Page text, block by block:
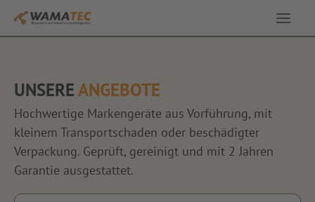
Ausstellung
Angebote
UNSEREANGEBOTE
Hochwertige Markengeräte aus Vorführung, mit
kleinem Transportschaden oder beschädigter
Verpackung. Geprüft, gereinigt und mit 2 Jahren
Garantie ausgestattet.